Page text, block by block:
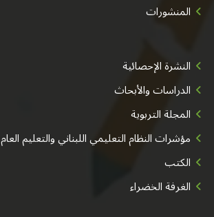
المنشورات
النشرة الإحصائية
الدراسات والأبحاث
المجلة التربوية
مؤشرات النظام التعليمي اللبناني والتعليم العام
الكتب
الغرفة الخضراء